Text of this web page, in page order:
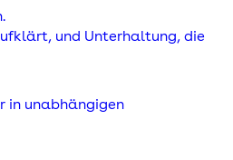
und Unterhaltung, die
in unabhängigen